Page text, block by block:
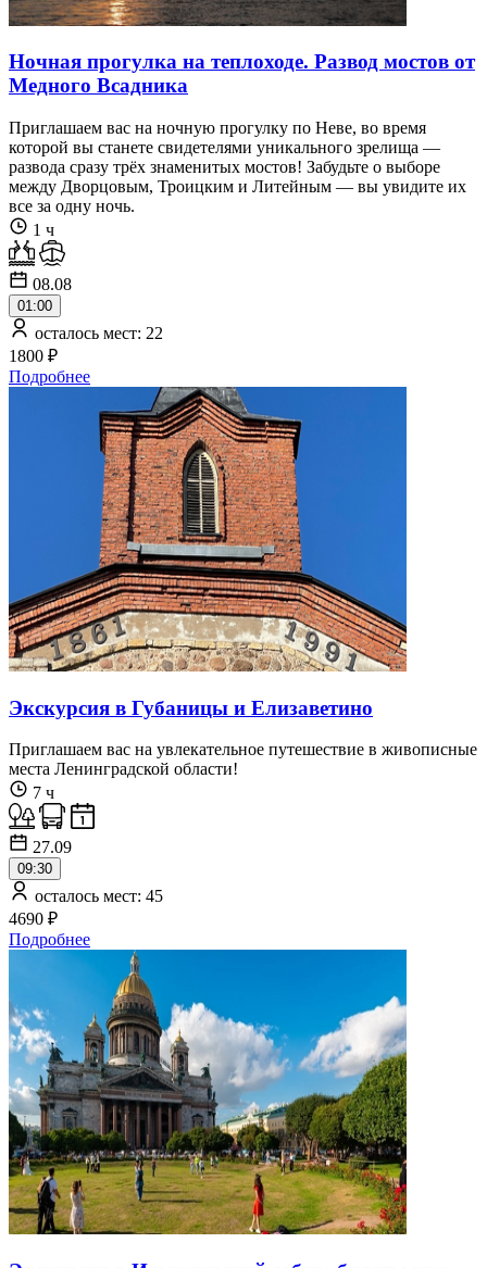
Ночная прогулка на теплоходе. Развод мостов от
Медного Всадника
Приглашаем вас на ночную прогулку по Неве, во время
которой вы станете свидетелями уникального зрелища —
развода сразу трёх знаменитых мостов! Забудьте о выборе
между Дворцовым, Троицким и Литейным — вы увидите их
все за одну ночь.
1 ч
08.08
01:00
осталось мест: 22
1800 ₽
Подробнее
Экскурсия в Губаницы и Елизаветино
Приглашаем вас на увлекательное путешествие в живописные
места Ленинградской области!
7 ч
27.09
09:30
осталось мест: 45
4690 ₽
Подробнее